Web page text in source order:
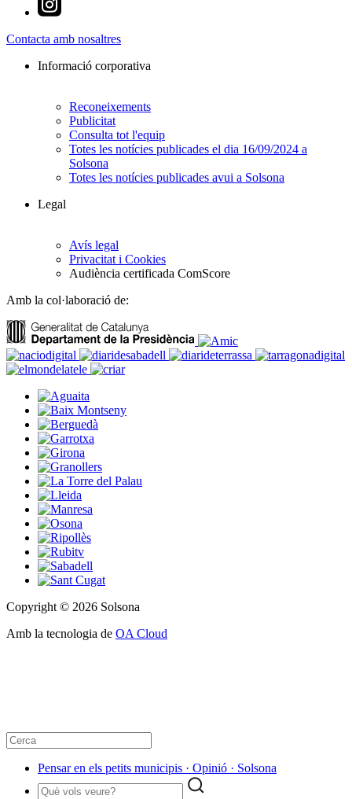
Contacta amb nosaltres
Informació corporativa
Reconeixements
Publicitat
Consulta tot l'equip
Totes les notícies publicades el dia 16/09/2024 a
Solsona
Totes les notícies publicades avui a Solsona
Legal
Avís legal
Privacitat i Cookies
Audiència certificada ComScore
Amb la col·laboració de:
Copyright © 2026 Solsona
Amb la tecnologia de OA Cloud
Pensar en els petits municipis · Opinió · Solsona